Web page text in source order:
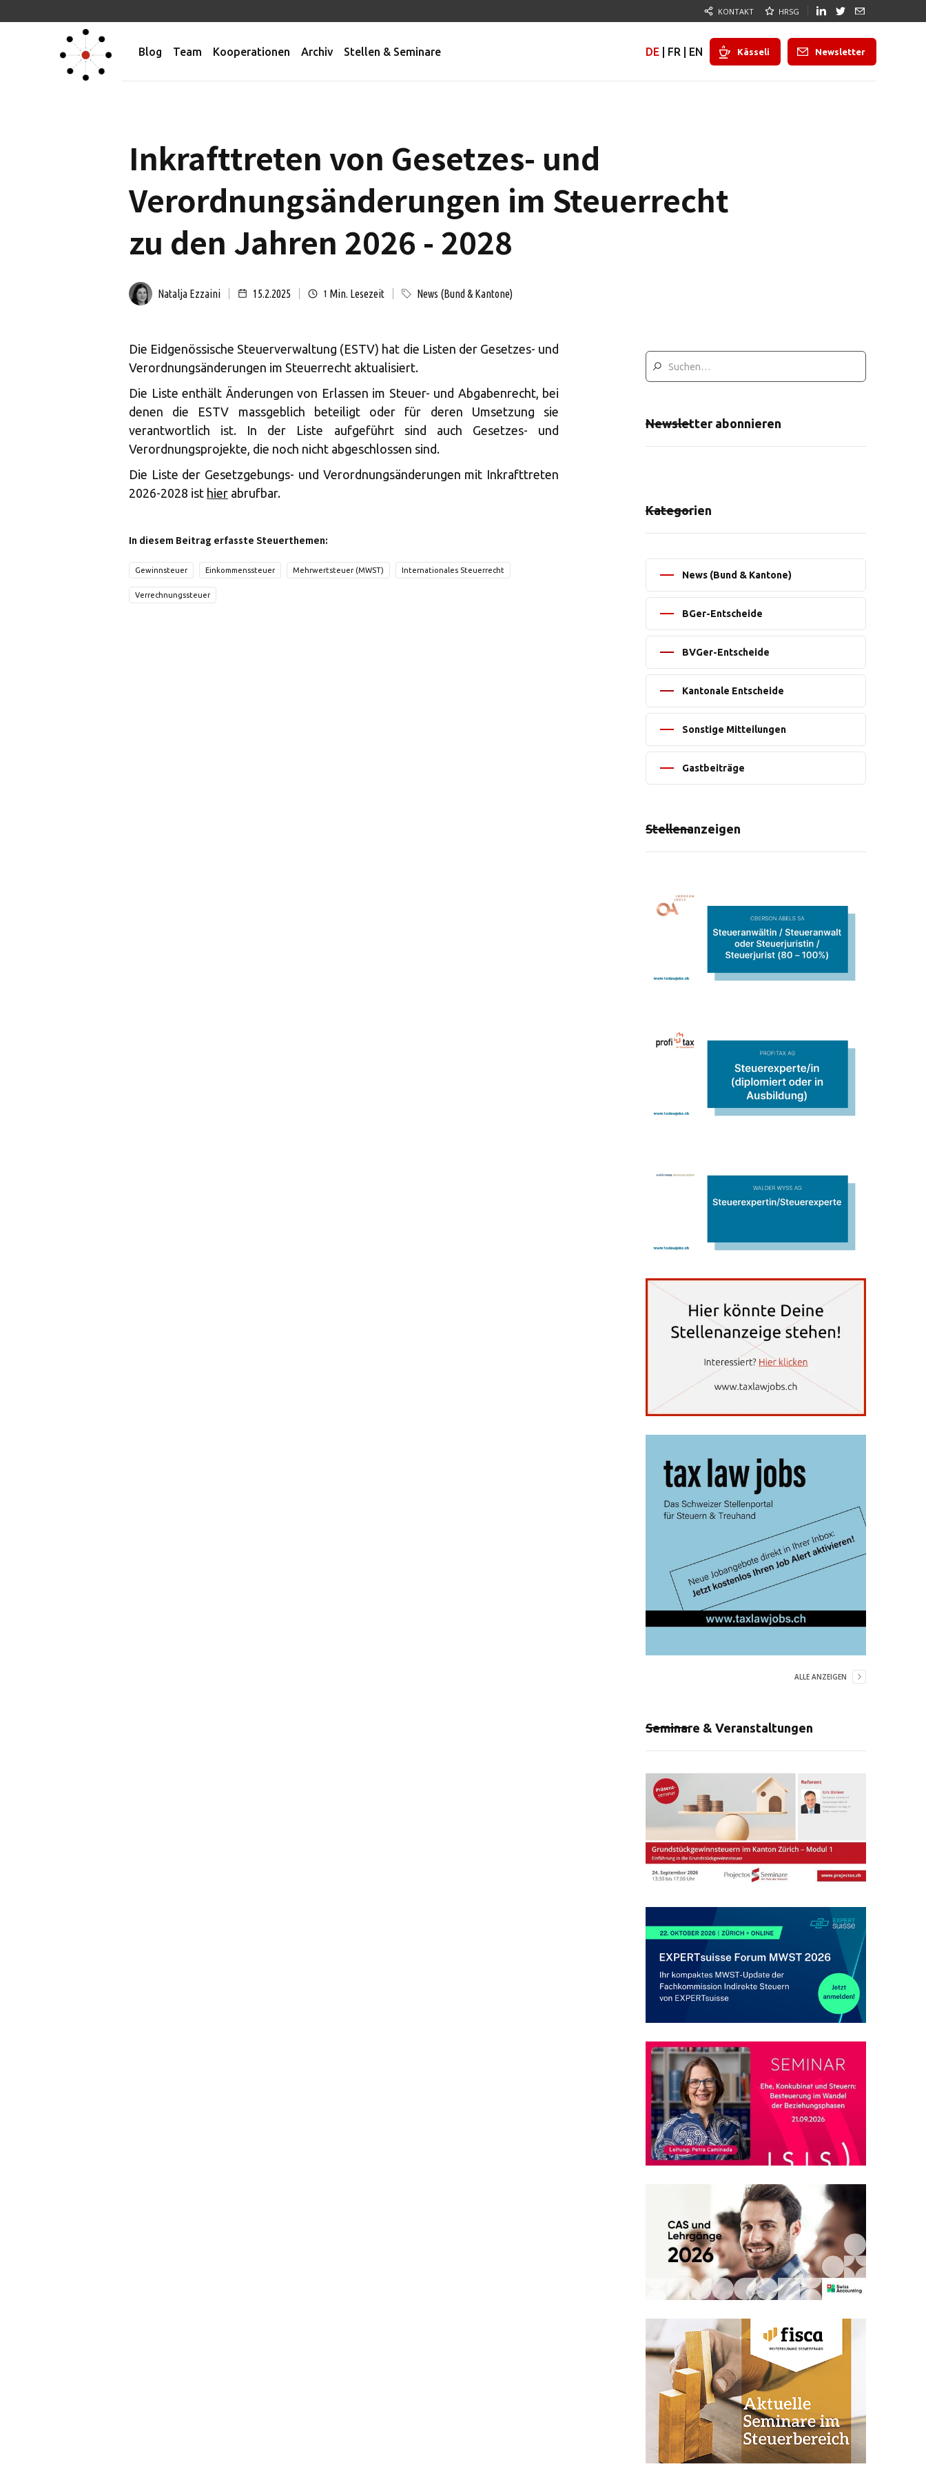
KONTAKT HRSG
Blog Team Kooperationen Archiv Stellen & Seminare DE FR EN Kässeli Newsletter
Inkrafttreten von Gesetzes- und
Verordnungsänderungen im Steuerrecht
zu den Jahren 2026 - 2028
Natalja Ezzaini 15.2.2025 1 Min. Lesezeit News (Bund & Kantone)
Die Eidgenössische Steuerverwaltung (ESTV) hat die Listen der Gesetzes- und
Verordnungsänderungen im Steuerrecht aktualisiert.
Die Liste enthält Änderungen von Erlassen im Steuer- und Abgabenrecht, bei
denen die ESTV massgeblich beteiligt oder für deren Umsetzung sie
verantwortlich ist. In der Liste aufgeführt sind auch Gesetzes- und
Verordnungsprojekte, die noch nicht abgeschlossen sind.
Die Liste der Gesetzgebungs- und Verordnungsänderungen mit Inkrafttreten
2026-2028 ist hier abrufbar.
In diesem Beitrag erfasste Steuerthemen:
Gewinnsteuer Einkommenssteuer Mehrwertsteuer (MWST) Internationales Steuerrecht
Verrechnungssteuer
Newsletter abonnieren
Kategorien
News (Bund & Kantone)
BGer-Entscheide
BVGer-Entscheide
Kantonale Entscheide
Sonstige Mitteilungen
Gastbeiträge
Stellenanzeigen
ALLE ANZEIGEN
Seminare & Veranstaltungen